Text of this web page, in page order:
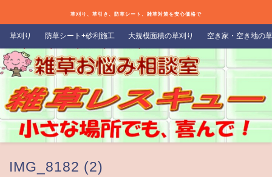
草刈り、草引き、防草シート、雑草対策を安心価格で
草刈り 防草シート+砂利施工 大規模面積の草刈り 空き家・空き地の
IMG_8182 (2)